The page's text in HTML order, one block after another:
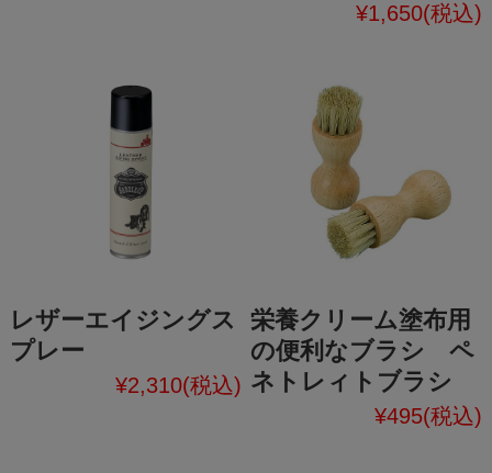
¥1,650(税込)
レザーエイジングス
プレー
¥2,310(税込)
栄養クリーム塗布用
の便利なブラシ ペ
ネトレィトブラシ
¥495(税込)